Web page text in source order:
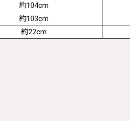
約104cm
約103cm
約22cm